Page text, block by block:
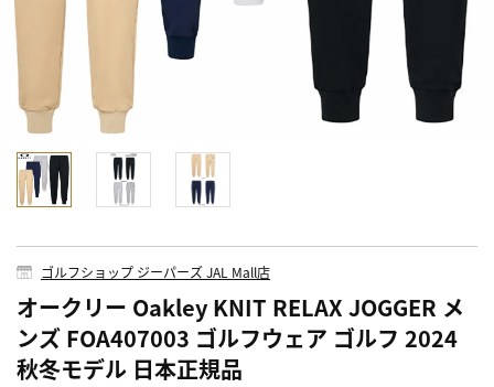
ゴルフショップ ジーパーズ JAL Mall店
オークリー Oakley KNIT RELAX JOGGER メ
ンズ FOA407003 ゴルフウェア ゴルフ 2024
秋冬モデル 日本正規品